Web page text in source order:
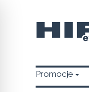
Promocje